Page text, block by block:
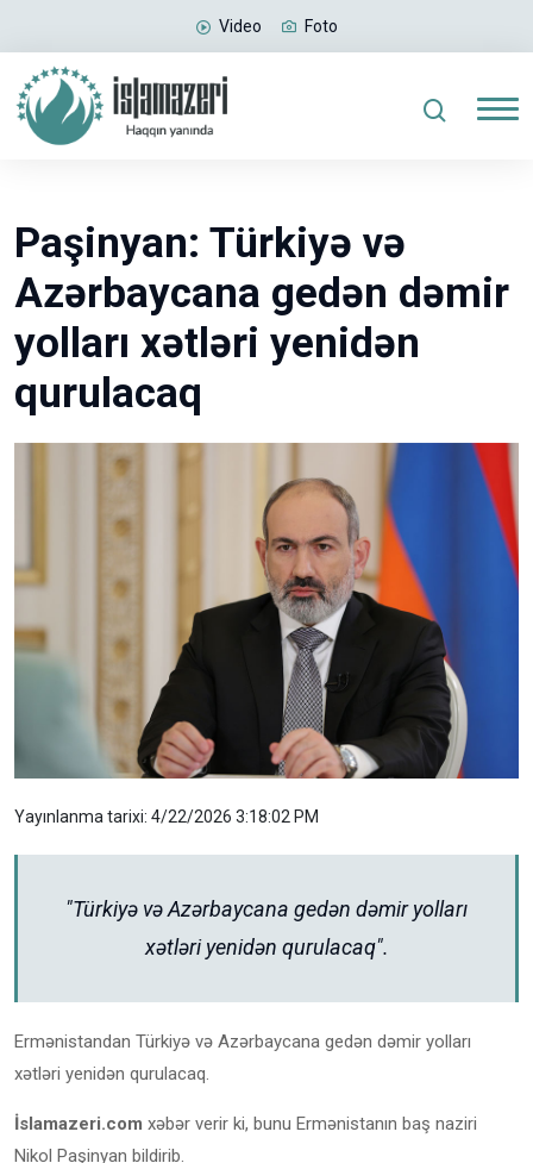
Video Foto
Paşinyan: Türkiyə və
Azərbaycana gedən dəmir
yolları xətləri yenidən
qurulacaq
Yayınlanma tarixi: 4/22/2026 3:18:02 PM
"Türkiyə və Azərbaycana gedən dəmir yolları
xətləri yenidən qurulacaq".
Ermənistandan Türkiyə və Azərbaycana gedən dəmir yolları
xətləri yenidən qurulacaq.
İslamazeri.com xəbər verir ki, bunu Ermənistanın baş naziri
Nikol Paşinyan bildirib.